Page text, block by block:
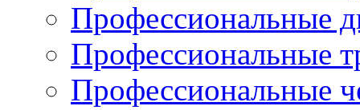
Профессиональные
Профессиональные
Профессиональные